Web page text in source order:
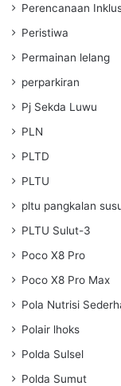
Perencanaan
Peristiwa
Permainan lelang
perparkiran
Pj Sekda Luwu
PLN
PLTD
PLTU
pltu pangkalan
PLTU Sulut-3
Poco X8 Pro
Poco X8 Pro Max
Pola Nutrisi
Polair lhoks
Polda Sulsel
Polda Sumut